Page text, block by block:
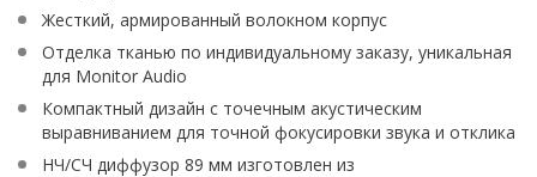
Жесткий, армированный волокном корпус
Отделка тканью по индивидуальному заказу, уникальная
для Monitor Audio
Компактный дизайн с точечным акустическим
выравниванием для точной фокусировки звука и отклика
НЧ/СЧ диффузор 89 мм изготовлен из